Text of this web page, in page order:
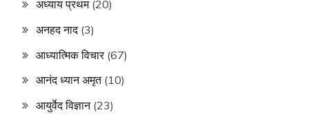
अध्याय प्रथम(20)
अनहद नाद(3)
आध्यात्मिक विचार(67)
आनंद ध्यान अमृत(10)
आयुर्वेद विज्ञान(23)